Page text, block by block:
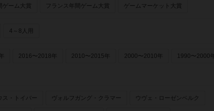
ゲーム大賞 フランス年間ゲーム大賞 ゲームマーケット大賞
4～8人用
2016〜2018年 2010〜2015年 2000〜2010年 1990〜2000年
ス・トイバー ヴォルフガング・クラマー ウヴェ・ローゼンベルク